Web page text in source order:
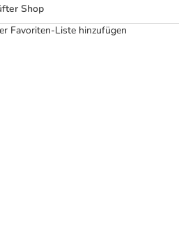
Shop
Favoriten-Liste hinzufügen